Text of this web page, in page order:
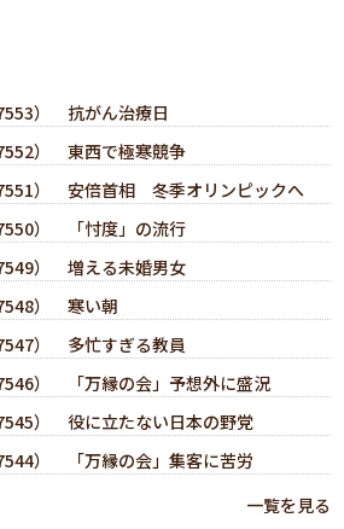
） 抗がん治療日
） 東西で極寒競争
） 安倍首相 冬季オリンピックへ
） 「忖度」の流行
） 増える未婚男女
） 寒い朝
） 多忙すぎる教員
） 「万縁の会」予想外に盛況
） 役に立たない日本の野党
） 「万縁の会」集客に苦労
一覧を見る